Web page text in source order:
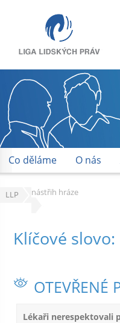
Co děláme O nás
LLP nástřih hráze
Klíčové
OTEVŘENÉ
Lékaři nerespektovali